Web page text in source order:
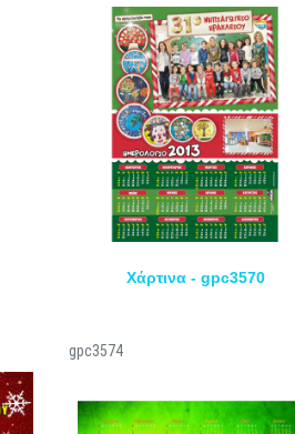
Χάρτινα - gpc3570
gpc3574